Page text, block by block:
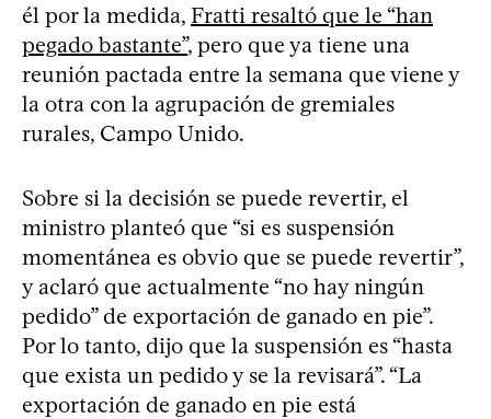
él por la medida, Fratti resaltó que le “han
pegado bastante”, pero que ya tiene una
reunión pactada entre la semana que viene y
la otra con la agrupación de gremiales
rurales, Campo Unido.
Sobre si la decisión se puede revertir, el
ministro planteó que “si es suspensión
momentánea es obvio que se puede revertir”,
y aclaró que actualmente “no hay ningún
pedido” de exportación de ganado en pie”.
Por lo tanto, dijo que la suspensión es “hasta
que exista un pedido y se la revisará”. “La
exportación de ganado en pie está